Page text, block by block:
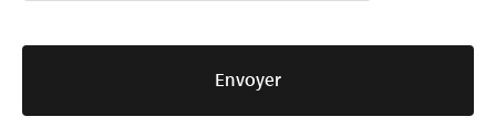
Envoyer